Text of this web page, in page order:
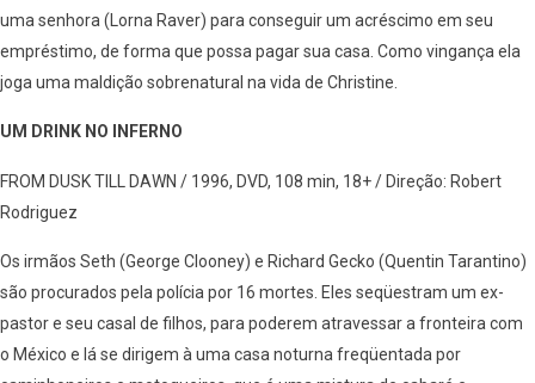
uma senhora (Lorna Raver) para conseguir um acréscimo em seu
empréstimo, de forma que possa pagar sua casa. Como vingança ela
joga uma maldição sobrenatural na vida de Christine.
UM DRINK NO INFERNO
FROM DUSK TILL DAWN / 1996, DVD, 108 min, 18+ / Direção: Robert
Rodriguez
Os irmãos Seth (George Clooney) e Richard Gecko (Quentin Tarantino)
são procurados pela polícia por 16 mortes. Eles seqüestram um ex-
pastor e seu casal de filhos, para poderem atravessar a fronteira com
o México e lá se dirigem à uma casa noturna freqüentada por